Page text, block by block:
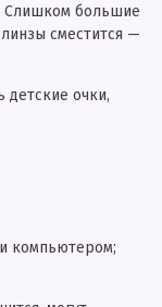
Слишком большие
сместится —
детские очки,
компьютером;